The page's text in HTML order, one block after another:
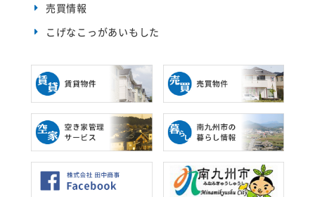
売買情報
こげなこっがあいもした